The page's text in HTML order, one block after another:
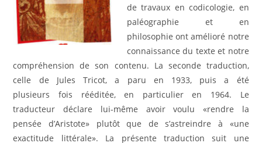
de travaux en codicologie, en
paléographie et en
philosophie ont amélioré notre
connaissance du texte et notre
compréhension de son contenu. La seconde traduction,
celle de Jules Tricot, a paru en 1933, puis a été
plusieurs fois rééditée, en particulier en 1964. Le
traducteur déclare lui-même avoir voulu «rendre la
pensée d’Aristote» plutôt que de s’astreindre à «une
exactitude littérale». La présente traduction suit une